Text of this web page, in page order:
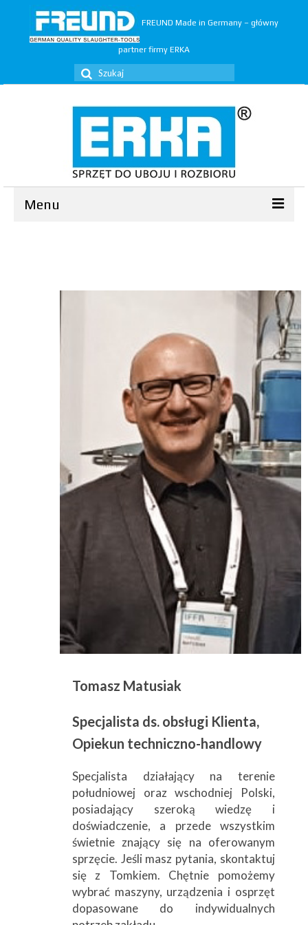
FREUND Made in Germany – główny
partner firmy ERKA
Szuklaj
w:
Menu
▼
Przetwórstwo ▼
▼
▼
Tomasz Matusiak
Specjalista ds. obsługi Klienta,
Opiekun techniczno-handlowy
Specjalista działający na terenie
południowej oraz wschodniej Polski,
posiadający szeroką wiedzę i
doświadczenie, a przede wszystkim
świetnie znający się na oferowanym
sprzęcie. Jeśli masz pytania, skontaktuj
się z Tomkiem. Chętnie pomożemy
wybrać maszyny, urządzenia i osprzęt
dopasowane do indywidualnych